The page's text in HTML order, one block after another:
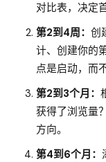
对比表，决定
第2到4周： 创
计、创建你的
点是启动，而
第2到3个月：
获得了浏览量
方向。
第4到6个月：